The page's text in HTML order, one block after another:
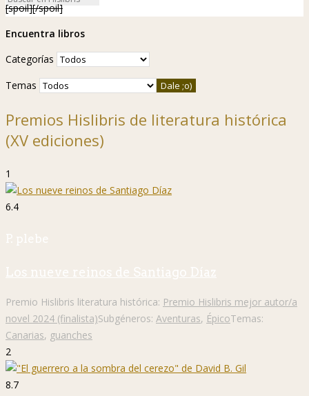
[spoil][/spoil]
Encuentra libros
Categorías
Temas
Premios Hislibris de literatura histórica
(XV ediciones)
1
6.4
P. plebe
Los nueve reinos de Santiago Díaz
Premio Hislibris literatura histórica: Premio Hislibris mejor autor/a
novel 2024 (finalista)Subgéneros: Aventuras, ÉpicoTemas:
Canarias, guanches
2
8.7